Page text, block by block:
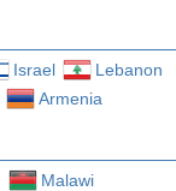
Israel
Lebanon
Armenia
Malawi